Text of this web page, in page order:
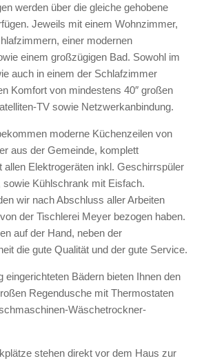
werden über die gleiche gehobene
Jeweils mit einem Wohnzimmer,
einer modernen
einem großzügigen Bad. Sowohl im
auch in einem der Schlafzimmer
Komfort von mindestens 40″ großen
TV sowie Netzwerkanbindung.
moderne Küchenzeilen von
aus der Gemeinde, komplett
allen Elektrogeräten inkl. Geschirrspüler
sowie Kühlschrank mit Eisfach.
wir nach Abschluss aller Arbeiten
der Tischlerei Meyer bezogen haben.
auf der Hand, neben der
die gute Qualität und der gute Service.
eingerichteten Bädern bieten Ihnen den
Regendusche mit Thermostaten
Wäschetrockner-
stehen direkt vor dem Haus zur